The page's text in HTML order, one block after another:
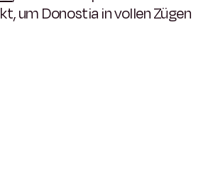
um Donostia in vollen Zügen